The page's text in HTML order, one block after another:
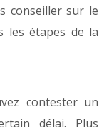
conseiller sur le
les étapes de la
contester un
délai. Plus